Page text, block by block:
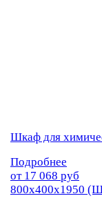
Шкаф для
Подробнее
от 17 068 руб
800х400х1950